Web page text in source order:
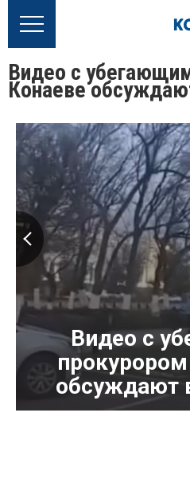
Видео с
Конаеве
Видео с
обсуждают